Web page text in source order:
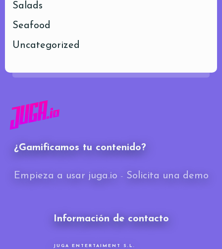
Salads
Seafood
Uncategorized
¿Gamificamos tu contenido?
Empieza a usar juga.io - Solicita una demo
Información de contacto
JUGA ENTERTAIMENT S.L.